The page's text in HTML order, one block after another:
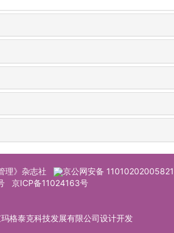
理》杂志社
京公网安备 11010202005821
京ICP备11024163号
格泰克科技发展有限公司设计开发